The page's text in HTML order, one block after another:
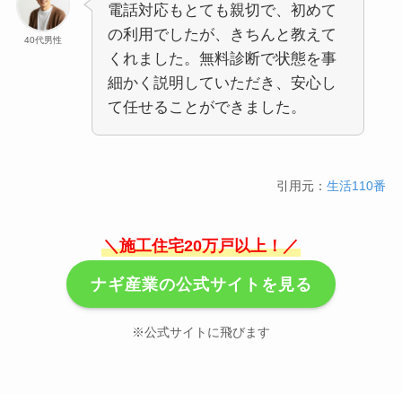
40代男性
電話対応もとても親切で、初めて
の利用でしたが、きちんと教えて
くれました。無料診断で状態を事
細かく説明していただき、安心し
て任せることができました。
引用元：生活110番
＼施工住宅20万戸以上！／
ナギ産業の公式サイトを見る
※公式サイトに飛びます